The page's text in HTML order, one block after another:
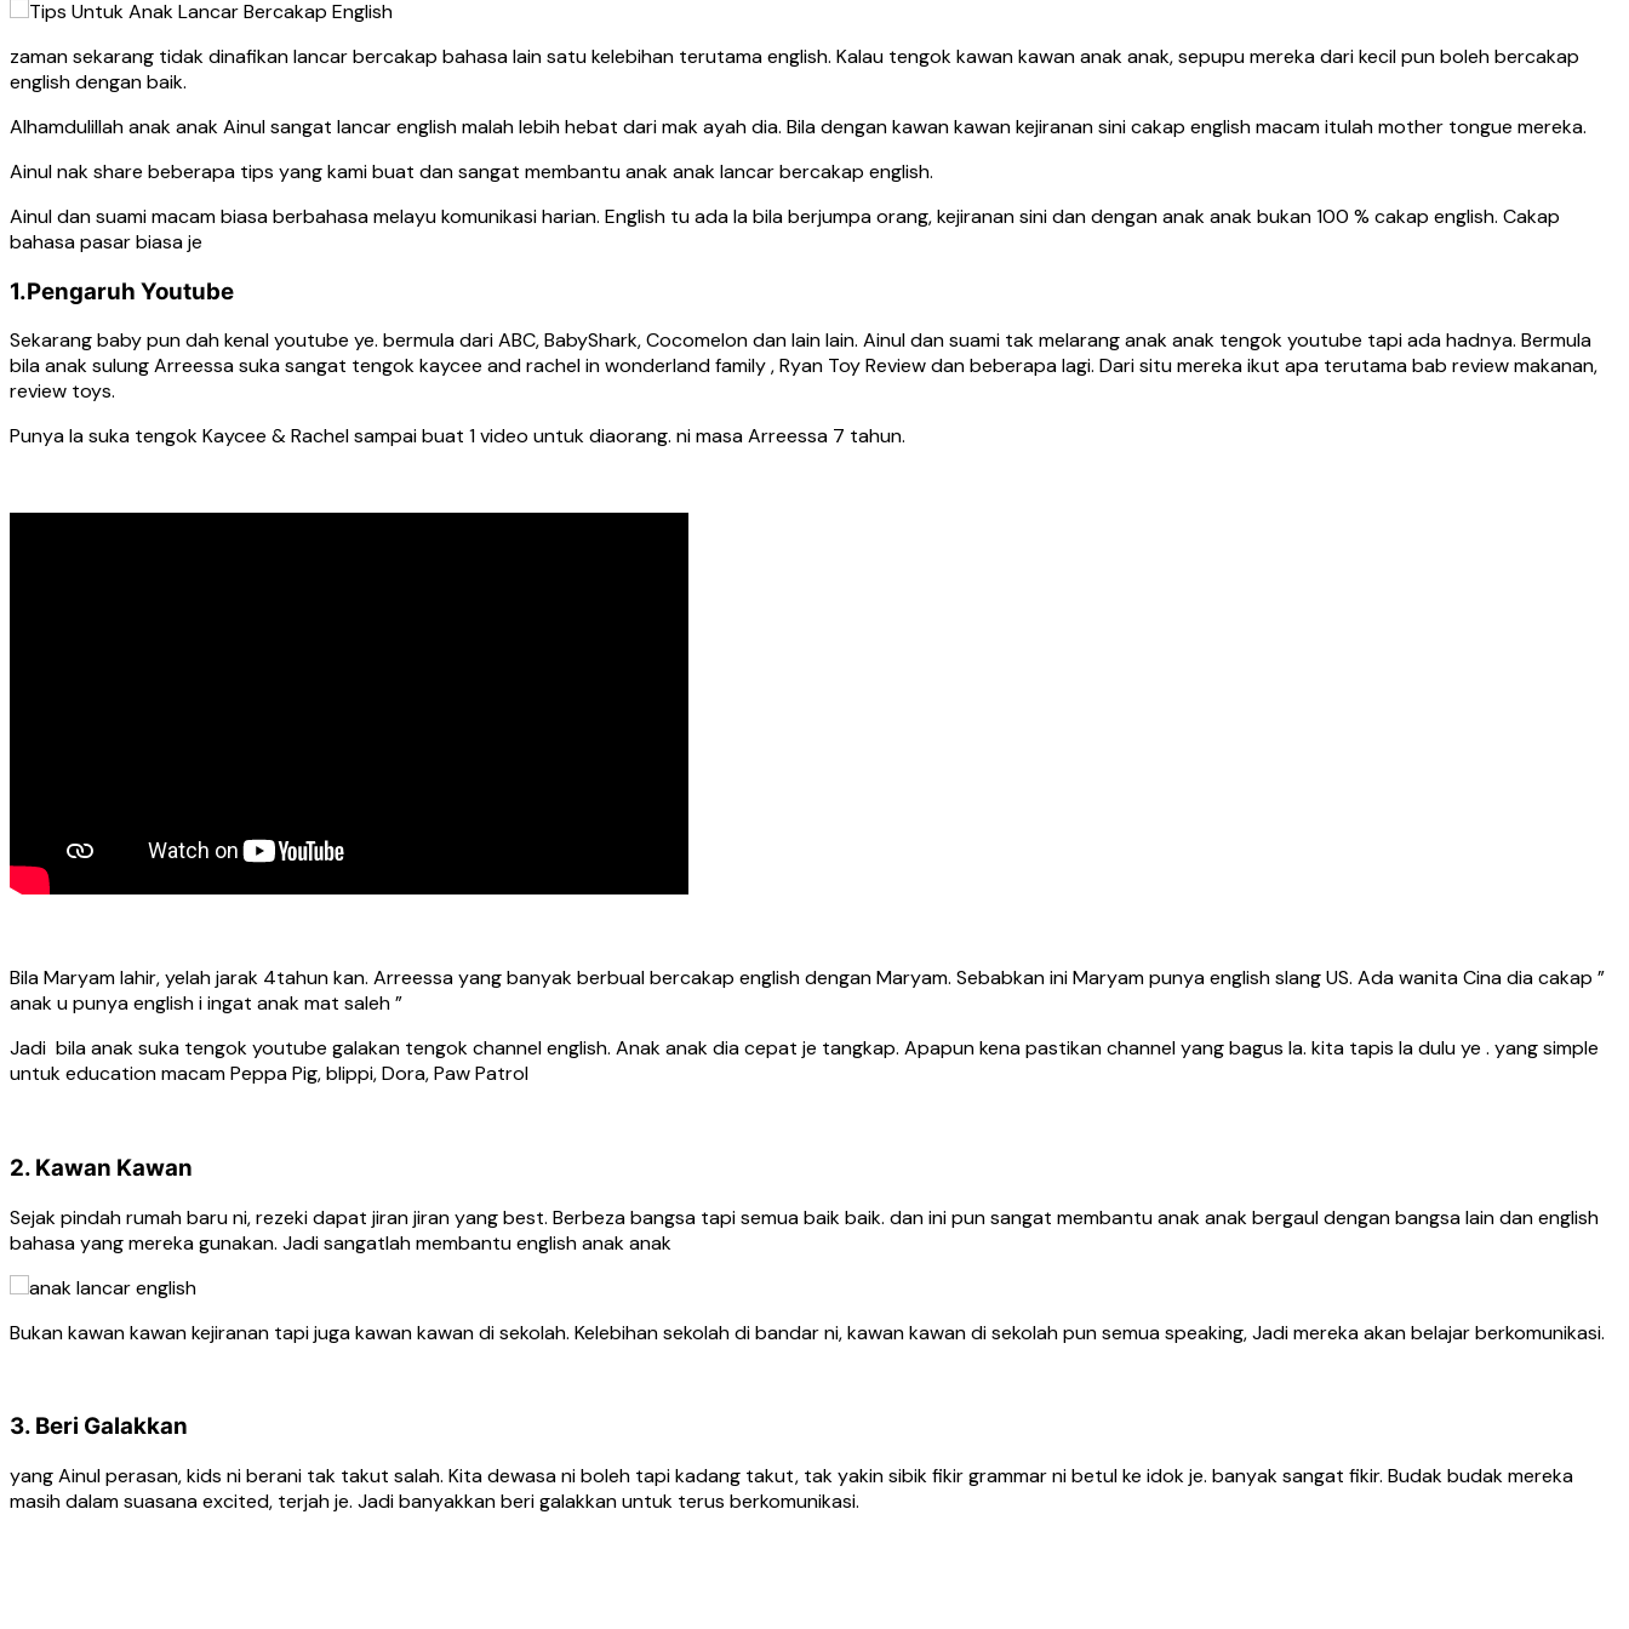
zaman sekarang tidak dinafikan lancar bercakap bahasa lain satu kelebihan terutama english. Kalau tengok kawan kawan anak anak, sepupu mereka dari kecil pun boleh bercakap
english dengan baik.
Alhamdulillah anak anak Ainul sangat lancar english malah lebih hebat dari mak ayah dia. Bila dengan kawan kawan kejiranan sini cakap english macam itulah mother tongue mereka.
Ainul nak share beberapa tips yang kami buat dan sangat membantu anak anak lancar bercakap english.
Ainul dan suami macam biasa berbahasa melayu komunikasi harian. English tu ada la bila berjumpa orang, kejiranan sini dan dengan anak anak bukan 100 % cakap english. Cakap
bahasa pasar biasa je
1.Pengaruh Youtube
Sekarang baby pun dah kenal youtube ye. bermula dari ABC, BabyShark, Cocomelon dan lain lain. Ainul dan suami tak melarang anak anak tengok youtube tapi ada hadnya. Bermula
bila anak sulung Arreessa suka sangat tengok kaycee and rachel in wonderland family , Ryan Toy Review dan beberapa lagi. Dari situ mereka ikut apa terutama bab review makanan,
review toys.
Punya la suka tengok Kaycee & Rachel sampai buat 1 video untuk diaorang. ni masa Arreessa 7 tahun.
Bila Maryam lahir, yelah jarak 4tahun kan. Arreessa yang banyak berbual bercakap english dengan Maryam. Sebabkan ini Maryam punya english slang US. Ada wanita Cina dia cakap ”
anak u punya english i ingat anak mat saleh ”
Jadi bila anak suka tengok youtube galakan tengok channel english. Anak anak dia cepat je tangkap. Apapun kena pastikan channel yang bagus la. kita tapis la dulu ye . yang simple
untuk education macam Peppa Pig, blippi, Dora, Paw Patrol
2. Kawan Kawan
Sejak pindah rumah baru ni, rezeki dapat jiran jiran yang best. Berbeza bangsa tapi semua baik baik. dan ini pun sangat membantu anak anak bergaul dengan bangsa lain dan english
bahasa yang mereka gunakan. Jadi sangatlah membantu english anak anak
Bukan kawan kawan kejiranan tapi juga kawan kawan di sekolah. Kelebihan sekolah di bandar ni, kawan kawan di sekolah pun semua speaking, Jadi mereka akan belajar berkomunikasi.
3. Beri Galakkan
yang Ainul perasan, kids ni berani tak takut salah. Kita dewasa ni boleh tapi kadang takut, tak yakin sibik fikir grammar ni betul ke idok je. banyak sangat fikir. Budak budak mereka
masih dalam suasana excited, terjah je. Jadi banyakkan beri galakkan untuk terus berkomunikasi.